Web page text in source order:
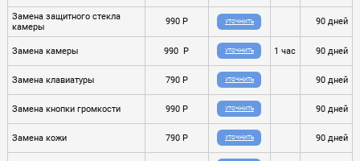
Замена защитного стекла
камеры
990 P УТОЧНИТЬ 90 дней
Замена камеры 990 P УТОЧНИТЬ 1 час 90 дней
Замена клавиатуры 790 P УТОЧНИТЬ 90 дней
Замена кнопки громкости 990 P УТОЧНИТЬ 90 дней
Замена кожи 790 P УТОЧНИТЬ 90 дней